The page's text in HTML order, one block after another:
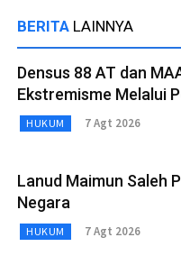
BERITA LAINNYA
Densus 88 AT dan
Ekstremisme Melalui
HUKUM 7 Agt 2026
Lanud Maimun Saleh
Negara
HUKUM 7 Agt 2026